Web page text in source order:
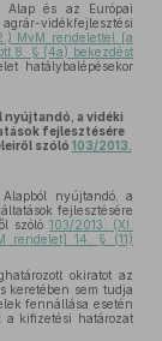
Alap és az Európai
vidékfejlesztési
MvM rendelettel [a
8. § (4a) bekezdést
hatálybalépésekor
nyújtandó, a vidéki
fejlesztésére
szóló 103/2013.
nyújtandó, a
fejlesztésére
szóló103/2013. (XI.
rendelet] 14. § (11)
okiratot az
keretében sem tudja
fennállása esetén
a kifizetési határozat